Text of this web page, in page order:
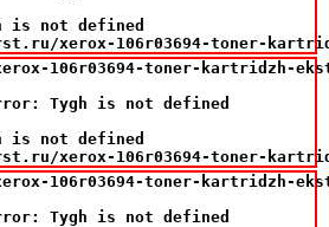
is not defined
xerox-106r03694-toner-
106r03694-toner-kartridzh-
Tygh is not defined
is not defined
xerox-106r03694-toner-
106r03694-toner-kartridzh-
Tygh is not defined